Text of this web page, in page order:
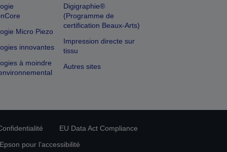
Micro Piezo
innovantes
à moindre
Digigraphie®
(Programme de
certification Beaux-Arts)
Impression directe sur
tissu
Autres sites
EU Data Act Compliance
pour l’accessibilité